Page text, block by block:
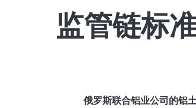
监管链标
俄罗斯联合铝业公司的铝